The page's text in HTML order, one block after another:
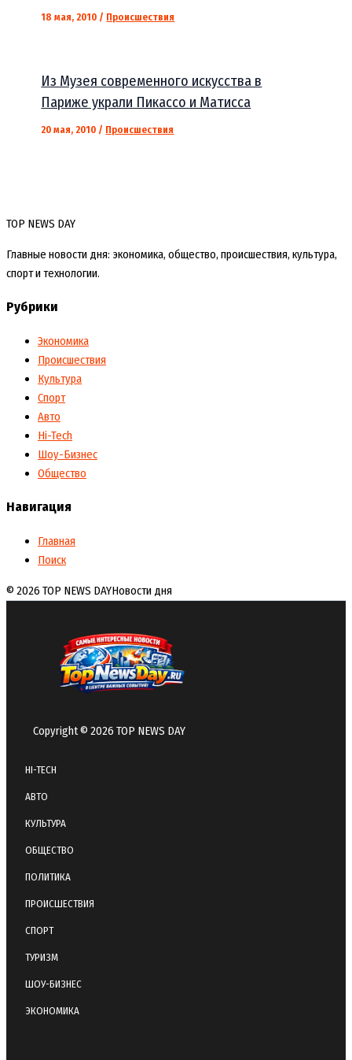
18 мая, 2010 / Происшествия
Из Музея современного искусства в
Париже украли Пикассо и Матисса
20 мая, 2010 / Происшествия
TOP NEWS DAY
Главные новости дня: экономика, общество, происшествия, культура,
спорт и технологии.
Рубрики
Экономика
Происшествия
Культура
Спорт
Авто
Hi-Tech
Шоу-Бизнес
Общество
Навигация
Главная
Поиск
© 2026 TOP NEWS DAYНовости дня
Copyright © 2026 TOP NEWS DAY
HI-TECH
АВТО
КУЛЬТУРА
ОБЩЕСТВО
ПОЛИТИКА
ПРОИСШЕСТВИЯ
СПОРТ
ТУРИЗМ
ШОУ-БИЗНЕС
ЭКОНОМИКА